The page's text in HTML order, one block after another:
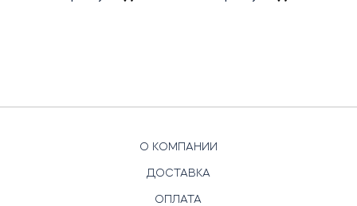
О КОМПАНИИ
ДОСТАВКА
ОПЛАТА